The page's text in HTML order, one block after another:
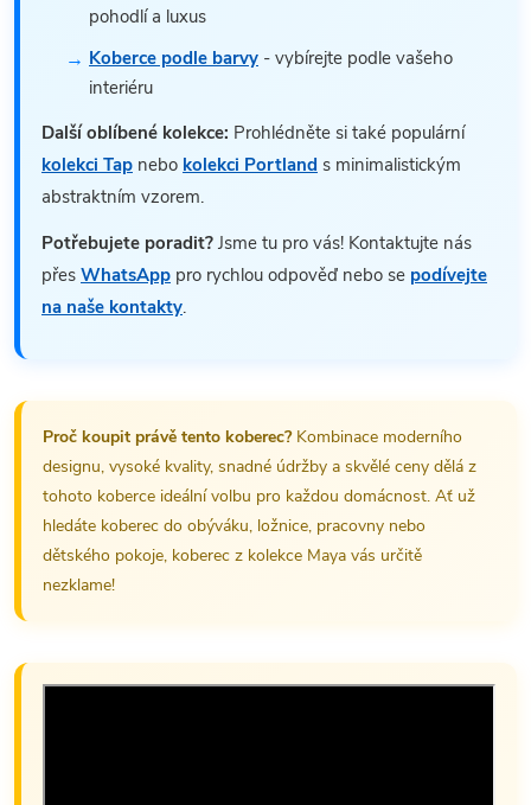
pohodlí a luxus
Koberce podle barvy - vybírejte podle vašeho
interiéru
Další oblíbené kolekce: Prohlédněte si také populární
kolekci Tap nebo kolekci Portland s minimalistickým
abstraktním vzorem.
Potřebujete poradit? Jsme tu pro vás! Kontaktujte nás
přes WhatsApp pro rychlou odpověď nebo se podívejte
na naše kontakty.
Proč koupit právě tento koberec?Kombinace moderního
designu, vysoké kvality, snadné údržby a skvělé ceny dělá z
tohoto koberce ideální volbu pro každou domácnost. Ať už
hledáte koberec do obýváku, ložnice, pracovny nebo
dětského pokoje, koberec z kolekce Maya vás určitě
nezklame!